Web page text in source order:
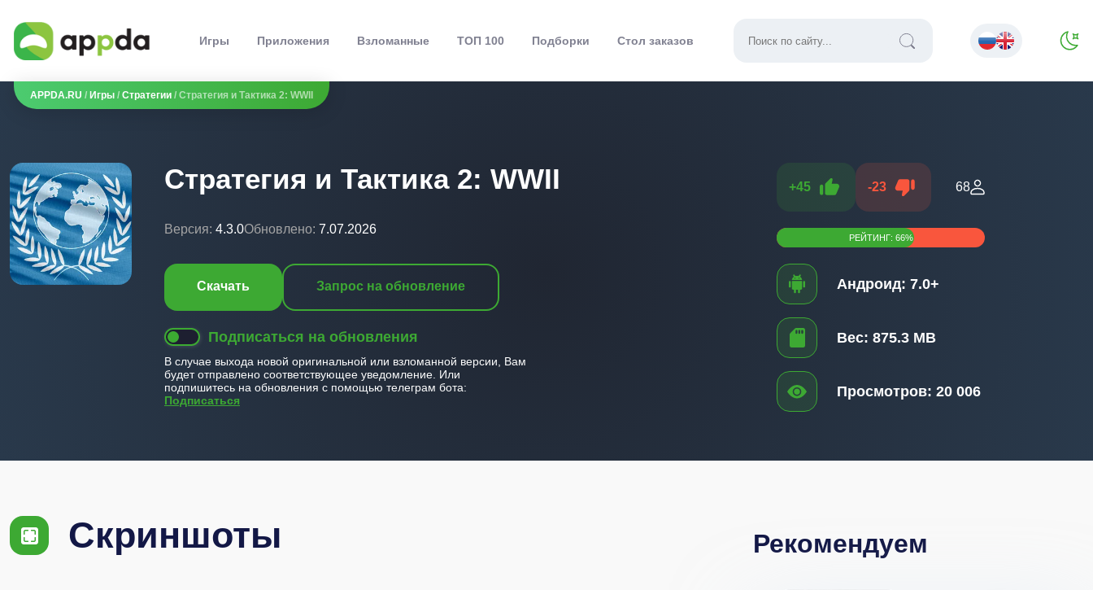
Игры Приложения Взломанные ТОП 100 Подборки Стол заказов
APPDA.RU / Игры / Стратегии / Стратегия и Тактика 2: WWII
Стратегия и Тактика 2: WWII
Версия: 4.3.0Обновлено: 7.07.2026
Скачать Запрос на обновление
Подписаться на обновления
В случае выхода новой оригинальной или взломанной версии, Вам
будет отправлено соответствующее уведомление. Или
подпишитесь на обновления с помощью телеграм бота:
Подписаться
+45 -23 68
РЕЙТИНГ: 66%
Андроид: 7.0+
Вес: 875.3 MB
Просмотров: 20 006
Скриншоты Рекомендуем